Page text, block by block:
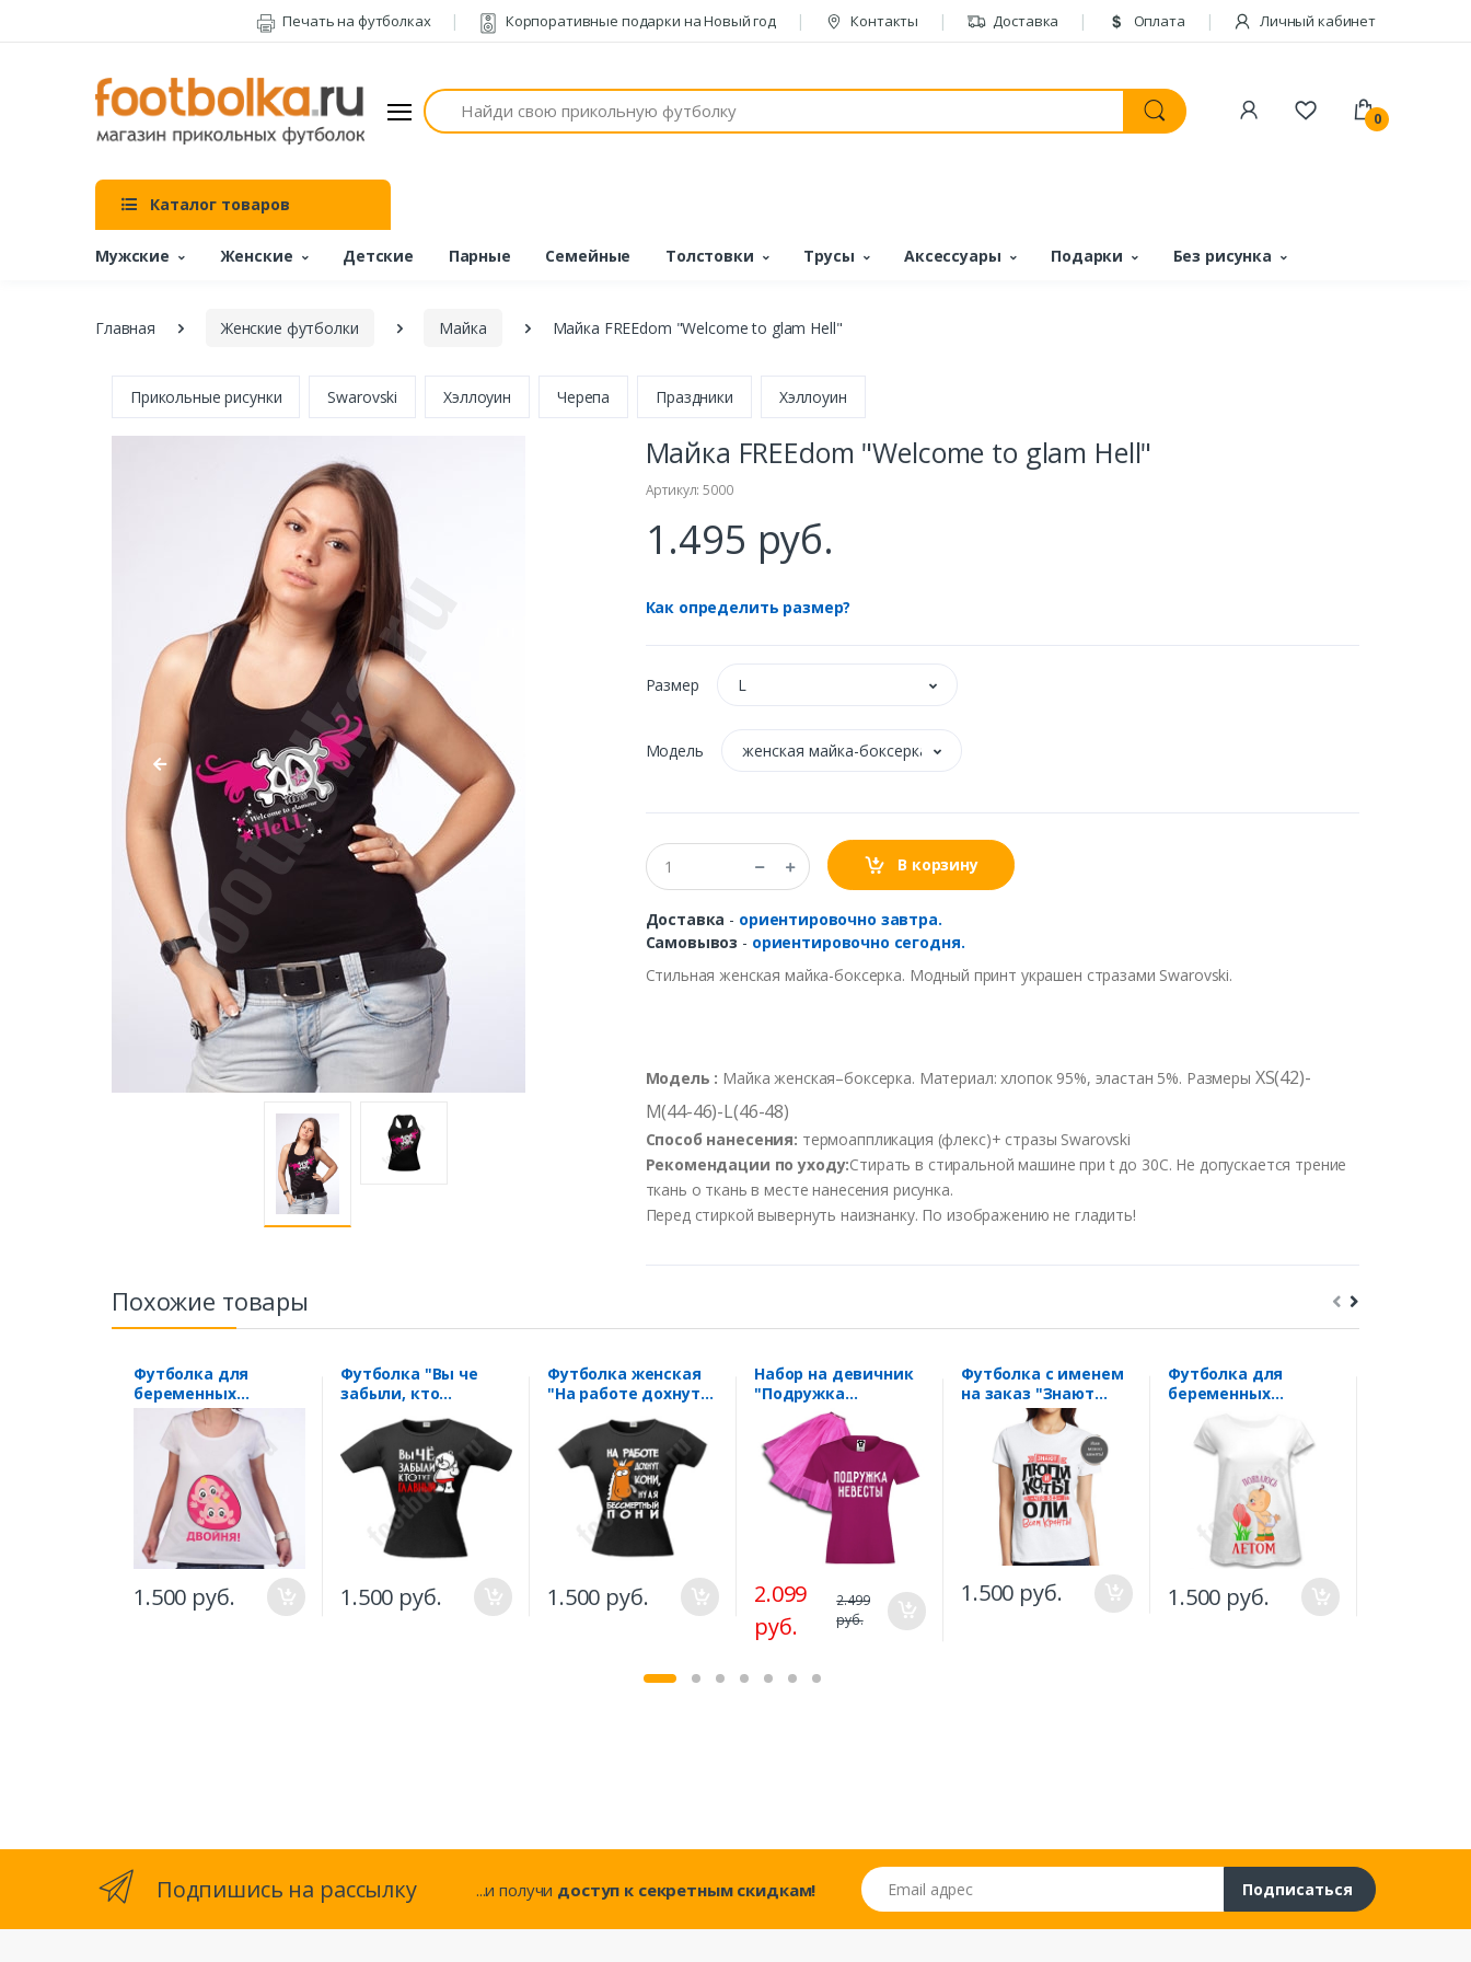
Печать на футболках Корпоративные подарки на Новый год Контакты Доставка Оплата Личный кабинет
Поиск
0
Каталог товаров
Мужские Женские Детские Парные Семейные Толстовки Трусы Аксессуары Подарки Без рисунка
Главная Женские футболки Майка Майка FREEdom "Welcome to glam Hell"
Прикольные рисунки Swarovski Хэллоуин Черепа Праздники Хэллоуин
Майка FREEdom "Welcome to glam Hell"
Артикул: 5000
1.495 руб.
Как определить размер?
Размер L
Модель женская майка-боксерка
В корзину
Доставка - ориентировочно завтра.
Самовывоз - ориентировочно сегодня.
Стильная женская майка-боксерка. Модный принт украшен стразами Swarovski.
Модель : Майка женская–боксерка. Материал: хлопок 95%, эластан 5%. Размеры XS(42)-
M(44-46)-L(46-48)
Способ нанесения: термоаппликация (флекс)+ стразы Swarovski
Рекомендации по уходу:Стирать в стиральной машине при t до 30С. Не допускается трение
ткань о ткань в месте нанесения рисунка.
Перед стиркой вывернуть наизнанку. По изображению не гладить!
Похожие товары
Футболка для
беременных
"Двойня" малыши
1.500 руб.
Футболка "Вы че
забыли, кто
женская/
1.500 руб.
Футболка женская
"На работе дохнут
1.500 руб.
Набор на девичник
"Подружка
невесты" фуксия
2.099
руб.
2.499
руб.
Футболка с именем
на заказ "Знают
люди и коты.." Ваше
1.500 руб.
Футболка для
беременных
1.500 руб.
Подпишись на рассылку ...и получи доступ к секретным скидкам!
Email адрес
Подписаться